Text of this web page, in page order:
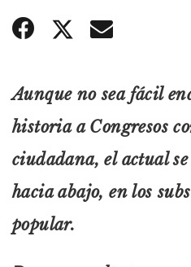
Aunque no sea fácil
historia a Congresos
ciudadana, el actual
hacia abajo, en los
popular.